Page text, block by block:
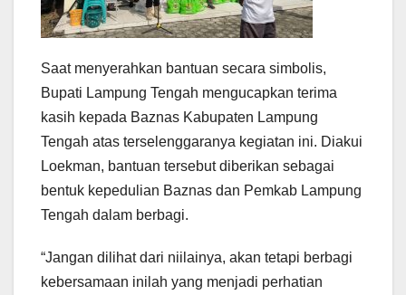
Saat menyerahkan bantuan secara simbolis,
Bupati Lampung Tengah mengucapkan terima
kasih kepada Baznas Kabupaten Lampung
Tengah atas terselenggaranya kegiatan ini. Diakui
Loekman, bantuan tersebut diberikan sebagai
bentuk kepedulian Baznas dan Pemkab Lampung
Tengah dalam berbagi.
“Jangan dilihat dari niilainya, akan tetapi berbagi
kebersamaan inilah yang menjadi perhatian